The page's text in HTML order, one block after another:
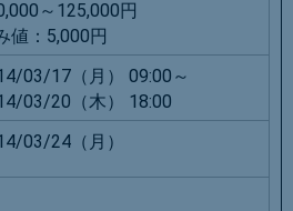
～125,000円
値： 5,000円
03/17（月） 09:00～
03/20（木） 18:00
03/24（月）